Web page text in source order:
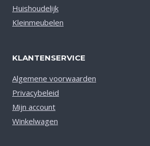
Huishoudelijk
Kleinmeubelen
KLANTENSERVICE
Algemene voorwaarden
Privacybeleid
Mijn account
Winkelwagen